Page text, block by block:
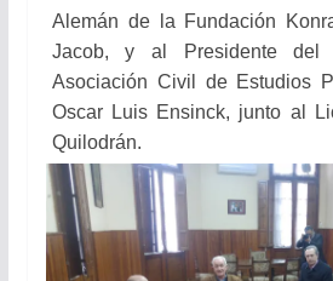
Alemán de la Fundación
Jacob, y al Presidente del
Asociación Civil de Estudios
Oscar Luis Ensinck, junto al
Quilodrán.